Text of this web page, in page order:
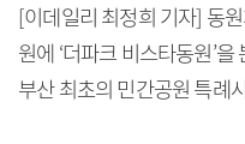
[이데일리 최정희 기자] 동
원에 ‘더파크 비스타동원’
부산 최초의 민간공원 특례